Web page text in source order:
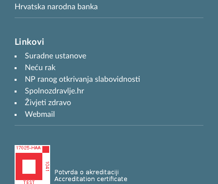
Hrvatska narodna banka
Linkovi
Suradne ustanove
Neću rak
NP ranog otkrivanja slabovidnosti
Spolnozdravlje.hr
Živjeti zdravo
Webmail